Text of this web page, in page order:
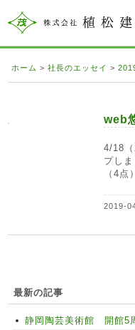
ホーム >社長のエッセイ >
web
4/18
プし
（4
2019-
最新の記事
静岡陶芸美術館 開館5